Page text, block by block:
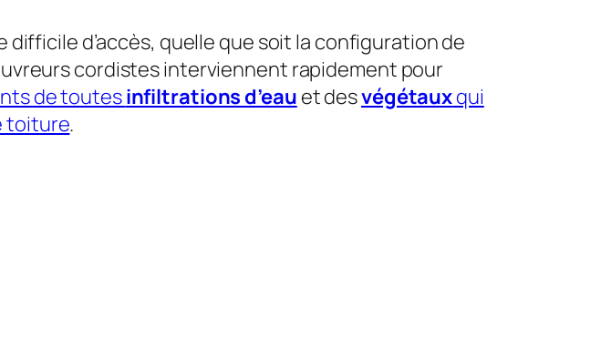
d’accès, quelle que soit la configuration de
cordistes interviennent rapidement pour
de toutesinfiltrations d’eau et desvégétauxqui
toiture.